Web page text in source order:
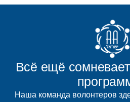
Всё ещё
Наша команда волонтеров